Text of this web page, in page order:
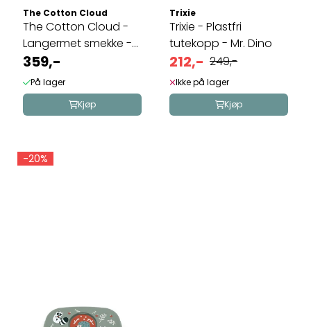
The Cotton Cloud
The Cotton Cloud -
Langermet smekke -
Confetti
359,-
På lager
Kjøp
Trixie
Trixie - Plastfri
tutekopp - Mr. Dino
212,- 249,-
Ikke på lager
Kjøp
-20%